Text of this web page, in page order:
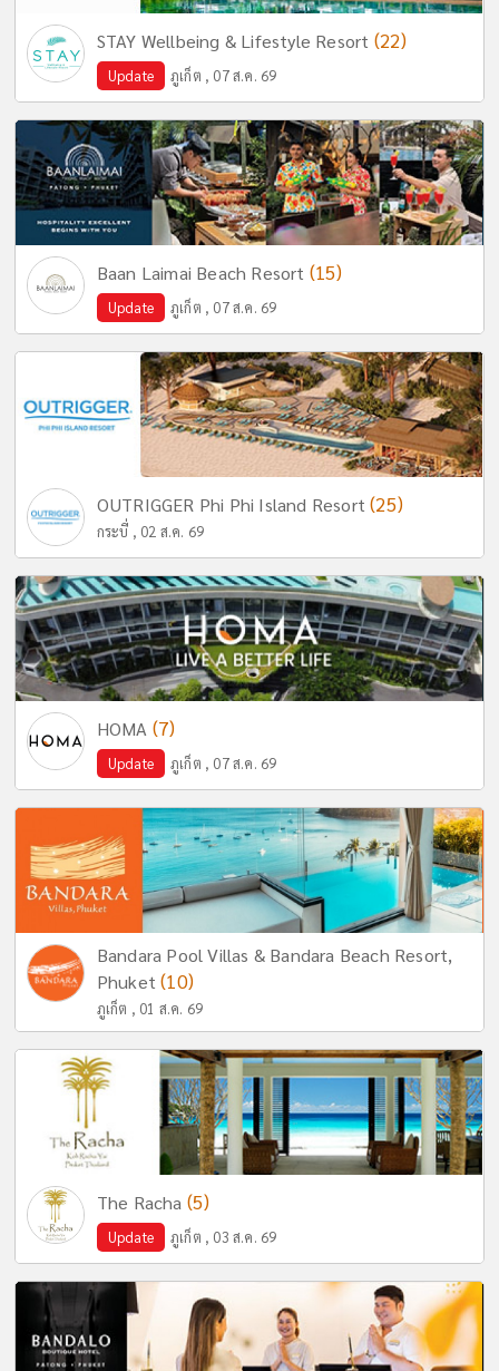
STAY Wellbeing & Lifestyle Resort (22)
Update ภูเก็ต , 07 ส.ค. 69
Baan Laimai Beach Resort (15)
Update ภูเก็ต , 07 ส.ค. 69
OUTRIGGER Phi Phi Island Resort(25)
กระบี่ , 02 ส.ค. 69
HOMA (7)
Update ภูเก็ต , 07 ส.ค. 69
Bandara Pool Villas & Bandara Beach Resort,
Phuket(10)
ภูเก็ต , 01 ส.ค. 69
The Racha (5)
Update ภูเก็ต , 03 ส.ค. 69